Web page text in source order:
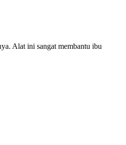
Alat ini sangat membantu ibu